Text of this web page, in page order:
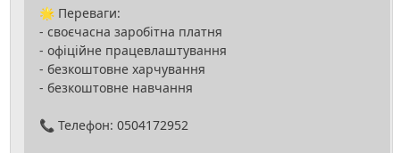
🌟 Переваги:
- своєчасна заробітна платня
- офіційне працевлаштування
- безкоштовне харчування
- безкоштовне навчання
📞 Телефон: 0504172952